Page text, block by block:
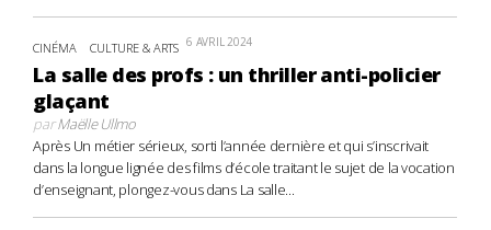
CINÉMA CULTURE & ARTS 6 AVRIL 2024
La salle des profs : un thriller anti-policier
glaçant
parMaëlle Ullmo
Après Un métier sérieux, sorti l’année dernière et qui s’inscrivait
dans la longue lignée des films d’école traitant le sujet de la vocation
d’enseignant, plongez-vous dans La salle...